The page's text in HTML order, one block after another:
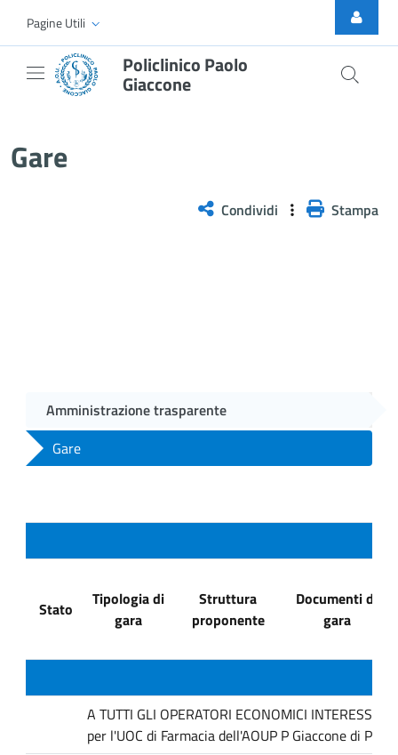
Skip to Main Content
Pagine Utili
Policlinico Paolo
Giaccone
Gare
Condividi Stampa
Amministrazione trasparente
Gare
Stato
Tipologia di
gara
Struttura
proponente
Documenti di
gara
A TUTTI GLI OPERATORI ECONOMICI
per l'UOC di Farmacia dell'AOUP P Giaccone di